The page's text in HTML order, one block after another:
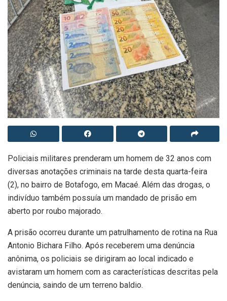
Policiais militares prenderam um homem de 32 anos com
diversas anotações criminais na tarde desta quarta-feira
(2), no bairro de Botafogo, em Macaé. Além das drogas, o
indivíduo também possuía um mandado de prisão em
aberto por roubo majorado.
A prisão ocorreu durante um patrulhamento de rotina na Rua
Antonio Bichara Filho. Após receberem uma denúncia
anônima, os policiais se dirigiram ao local indicado e
avistaram um homem com as características descritas pela
denúncia, saindo de um terreno baldio.